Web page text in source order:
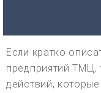
Если кратко
предприятий ТМЦ,
действий,